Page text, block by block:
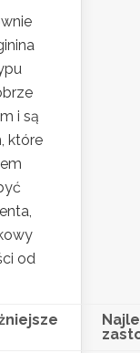
i są
które
od